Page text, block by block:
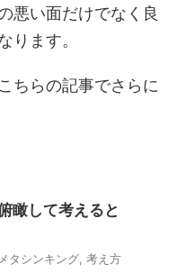
悪い面だけでなく良
ります。
ちらの記事でさらに
瞰して考えると
メタシンキング 考え方